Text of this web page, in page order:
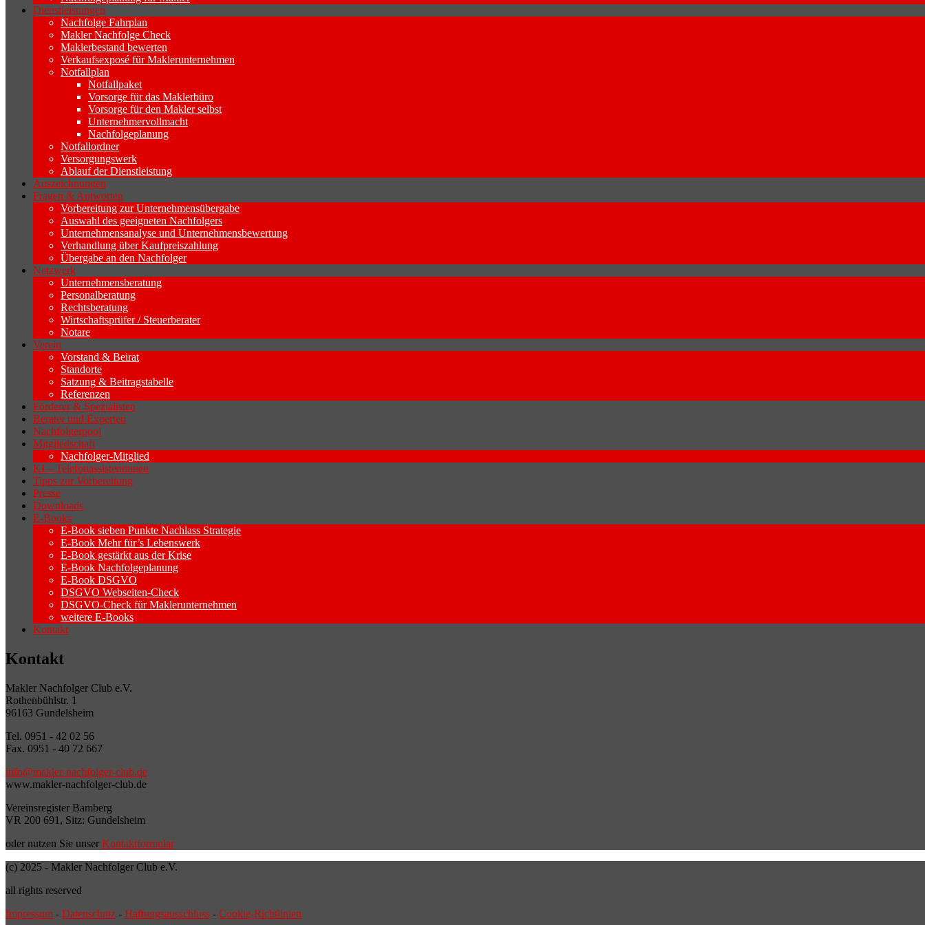
Dienstleistungen
Nachfolge Fahrplan
Makler Nachfolge Check
Maklerbestand bewerten
Verkaufsexposé für Maklerunternehmen
Notfallplan
Notfallpaket
Vorsorge für das Maklerbüro
Vorsorge für den Makler selbst
Unternehmervollmacht
Nachfolgeplanung
Notfallordner
Versorgungswerk
Ablauf der Dienstleistung
Auszeichnungen
Fragen & Antworten
Vorbereitung zur Unternehmensübergabe
Auswahl des geeigneten Nachfolgers
Unternehmensanalyse und Unternehmensbewertung
Verhandlung über Kaufpreiszahlung
Übergabe an den Nachfolger
Netzwerk
Unternehmensberatung
Personalberatung
Rechtsberatung
Wirtschaftsprüfer / Steuerberater
Notare
Verein
Vorstand & Beirat
Standorte
Satzung & Beitragstabelle
Referenzen
Förderer & Spezialisten
Berater und Experten
Nachfolgerpool
Mitgliedschaft
Nachfolger-Mitglied
KI – Telefonassistentinnen
Tipps zur Vorbereitung
Presse
Downloads
E-Books
E-Book sieben Punkte Nachlass Strategie
E-Book Mehr für’s Lebenswerk
E-Book gestärkt aus der Krise
E-Book Nachfolgeplanung
E-Book DSGVO
DSGVO Webseiten-Check
DSGVO-Check für Maklerunternehmen
weitere E-Books
Kontakt
Kontakt
Makler Nachfolger Club e.V.
Rothenbühlstr. 1
96163 Gundelsheim
Tel. 0951 - 42 02 56
Fax. 0951 - 40 72 667
info@makler-nachfolger-club.de
www.makler-nachfolger-club.de
Vereinsregister Bamberg
VR 200 691, Sitz: Gundelsheim
oder nutzen Sie unser Kontaktformular
(c) 2025 - Makler Nachfolger Club e.V.
all rights reserved
Impressum - Datenschutz - Haftungsausschluss - Cookie-Richtlinien